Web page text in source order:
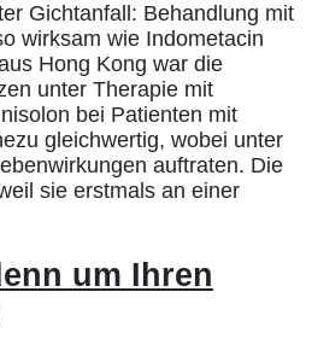
Gichtanfall: Behandlung mit
wirksam wie Indometacin
Hong Kong war die
unter Therapie mit
bei Patienten mit
gleichwertig, wobei unter
auftraten. Die
sie erstmals an einer
um Ihren